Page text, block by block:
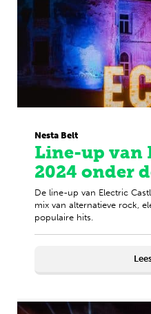
Nesta Belt
Line-up van
2024 onder
De line-up van Electric
mix van alternatieve rock,
populaire hits.